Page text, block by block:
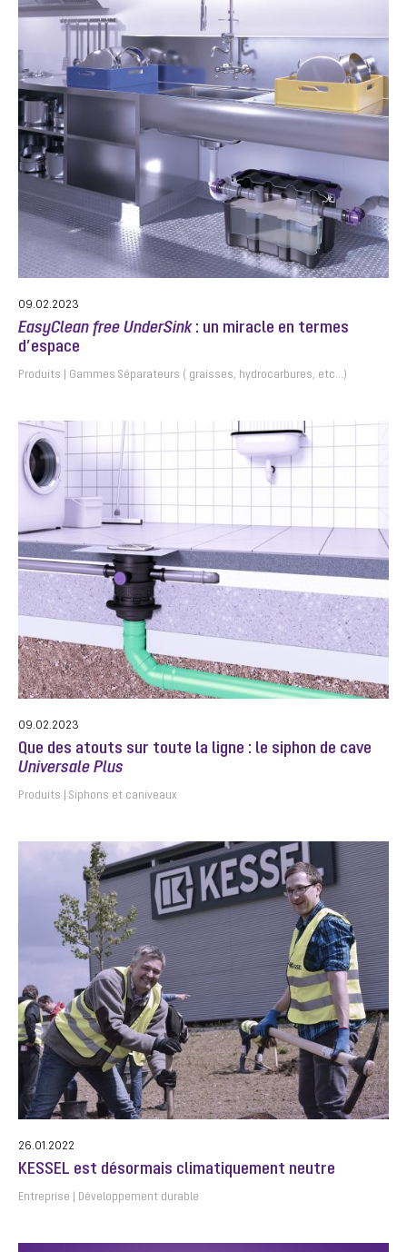
09.02.2023
EasyClean free UnderSink: un miracle en termes
d’espace
Produits Gammes Séparateurs ( graisses, hydrocarbures, etc…)
09.02.2023
Que des atouts sur toute la ligne : le siphon de cave
Universale Plus
Produits Siphons et caniveaux
26.01.2022
KESSEL est désormais climatiquement neutre
Entreprise Développement durable